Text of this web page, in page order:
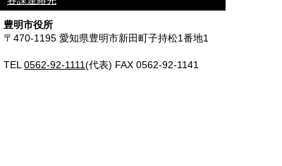
豊明市役所
〒470-1195 愛知県豊明市新田町子持松1番地1
TEL 0562-92-1111(代表) FAX 0562-92-1141